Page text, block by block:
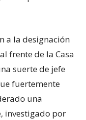
a la designación
frente de la Casa
suerte de jefe
fuertemente
una
investigado por